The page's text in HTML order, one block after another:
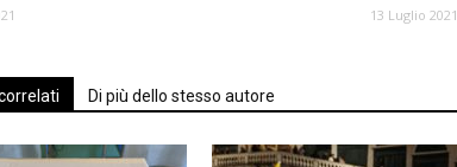
13 Luglio 2021
Di più dello stesso autore